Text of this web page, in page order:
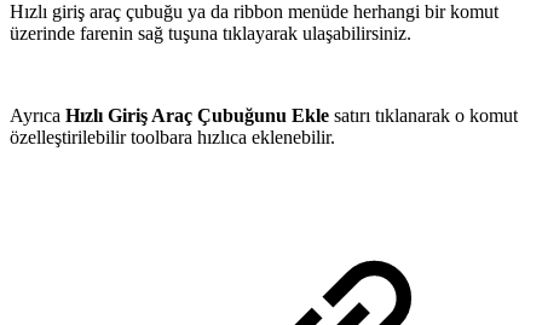
Hızlı giriş araç çubuğu ya da ribbon menüde herhangi bir komut
üzerinde farenin sağ tuşuna tıklayarak ulaşabilirsiniz.
Ayrıca Hızlı Giriş Araç Çubuğunu Ekle satırı tıklanarak o komut
özelleştirilebilir toolbara hızlıca eklenebilir.